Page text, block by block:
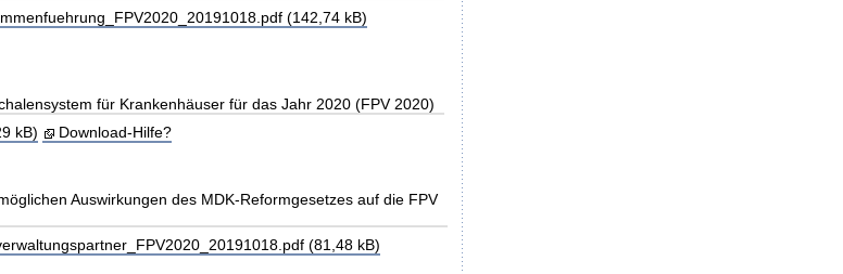
(142,74 kB)
für Krankenhäuser für das Jahr 2020 (FPV 2020)
kB)
Download-Hilfe?
Auswirkungen des MDK-Reformgesetzes auf die FPV
(81,48 kB)